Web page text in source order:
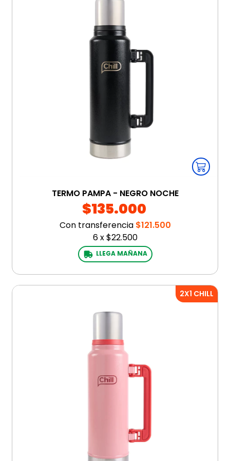
TERMO PAMPA - NEGRO NOCHE
$135.000
Con transferencia $121.500
6x$22.500
LLEGA MAÑANA
2X1 CHILL